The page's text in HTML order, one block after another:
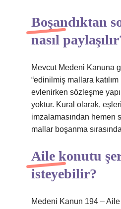
Boşandıktan
nasıl
Mevcut Medeni Kanuna
“edinilmiş mallara
evlenirken sözleşme
yoktur. Kural olarak,
imzalamasından hemen
mallar boşanma
Aile konutu
isteyebilir?
Medeni Kanun 194 – Aile